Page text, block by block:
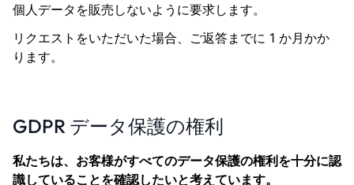
個人データを販売しないように要求します。
リクエストをいただいた場合、ご返答までに 1 か月かか
ります。
GDPR データ保護の権利
私たちは、お客様がすべてのデータ保護の権利を十分に認
識していることを確認したいと考えています。